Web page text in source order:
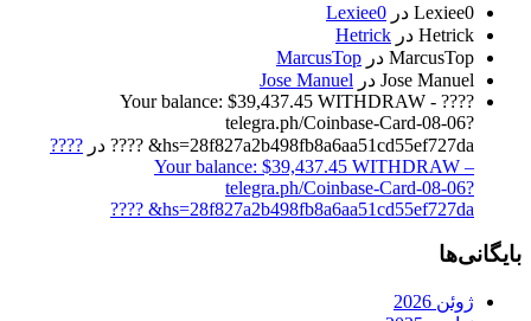
Lexiee0 در Lexiee0
Hetrick در Hetrick
MarcusTop در MarcusTop
Jose Manuel در Jose Manuel
????️ Your balance: $39,437.45 WITHDRAW -
telegra.ph/Coinbase-Card-08-06?
hs=28f827a2b498fb8a6aa51cd55ef727da& ????️
در ????️
Your balance: $39,437.45 WITHDRAW –
telegra.ph/Coinbase-Card-08-06?
hs=28f827a2b498fb8a6aa51cd55ef727da& ????️
بایگانی‌ها
ژوئن 2026